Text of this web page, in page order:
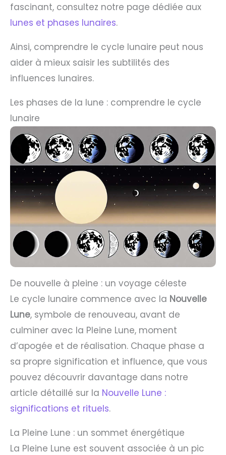
fascinant, consultez notre page dédiée aux
lunes et phases lunaires.
Ainsi, comprendre le cycle lunaire peut nous
aider à mieux saisir les subtilités des
influences lunaires.
Les phases de la lune : comprendre le cycle
lunaire
De nouvelle à pleine : un voyage céleste
Le cycle lunaire commence avec la Nouvelle
Lune, symbole de renouveau, avant de
culminer avec la Pleine Lune, moment
d’apogée et de réalisation. Chaque phase a
sa propre signification et influence, que vous
pouvez découvrir davantage dans notre
article détaillé sur la Nouvelle Lune :
significations et rituels.
La Pleine Lune : un sommet énergétique
La Pleine Lune est souvent associée à un pic